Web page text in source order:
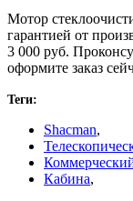
Мотор
гарантией от
3 000 руб.
оформите заказ
Теги:
Shacman,
Кабина,